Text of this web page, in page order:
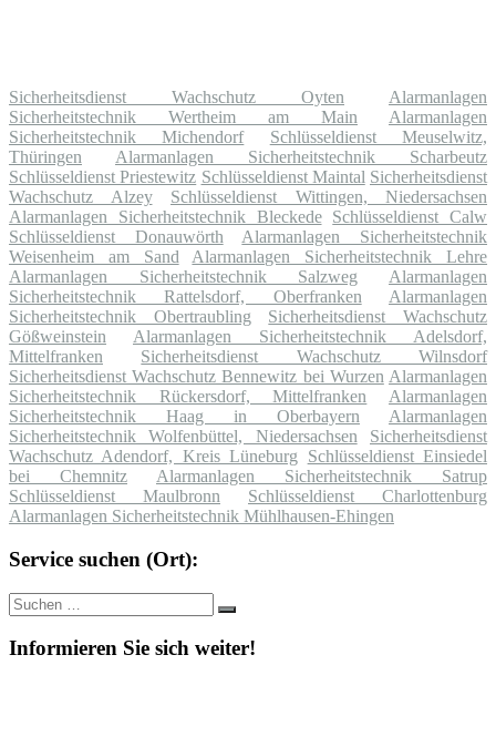
Sicherheitsdienst Wachschutz Oyten
Alarmanlagen
Sicherheitstechnik Wertheim am Main
Alarmanlagen
Sicherheitstechnik Michendorf
Schlüsseldienst Meuselwitz,
Thüringen
Alarmanlagen Sicherheitstechnik Scharbeutz
Schlüsseldienst Priestewitz Schlüsseldienst Maintal Sicherheitsdienst
Wachschutz Alzey
Schlüsseldienst Wittingen, Niedersachsen
Alarmanlagen Sicherheitstechnik Bleckede
Schlüsseldienst Calw
Schlüsseldienst Donauwörth
Alarmanlagen Sicherheitstechnik
Weisenheim am Sand
Alarmanlagen Sicherheitstechnik Lehre
Alarmanlagen Sicherheitstechnik Salzweg
Alarmanlagen
Sicherheitstechnik Rattelsdorf, Oberfranken
Alarmanlagen
Sicherheitstechnik Obertraubling
Sicherheitsdienst Wachschutz
Gößweinstein
Alarmanlagen Sicherheitstechnik Adelsdorf,
Mittelfranken
Sicherheitsdienst Wachschutz Wilnsdorf
Sicherheitsdienst Wachschutz Bennewitz bei Wurzen Alarmanlagen
Sicherheitstechnik Rückersdorf, Mittelfranken
Alarmanlagen
Sicherheitstechnik Haag in Oberbayern
Alarmanlagen
Sicherheitstechnik Wolfenbüttel, Niedersachsen
Sicherheitsdienst
Wachschutz Adendorf, Kreis Lüneburg
Schlüsseldienst Einsiedel
bei Chemnitz
Alarmanlagen Sicherheitstechnik Satrup
Schlüsseldienst Maulbronn
Schlüsseldienst Charlottenburg
Alarmanlagen Sicherheitstechnik Mühlhausen-Ehingen
Service suchen (Ort):
Suche
nach:
Suchen
Informieren Sie sich weiter!